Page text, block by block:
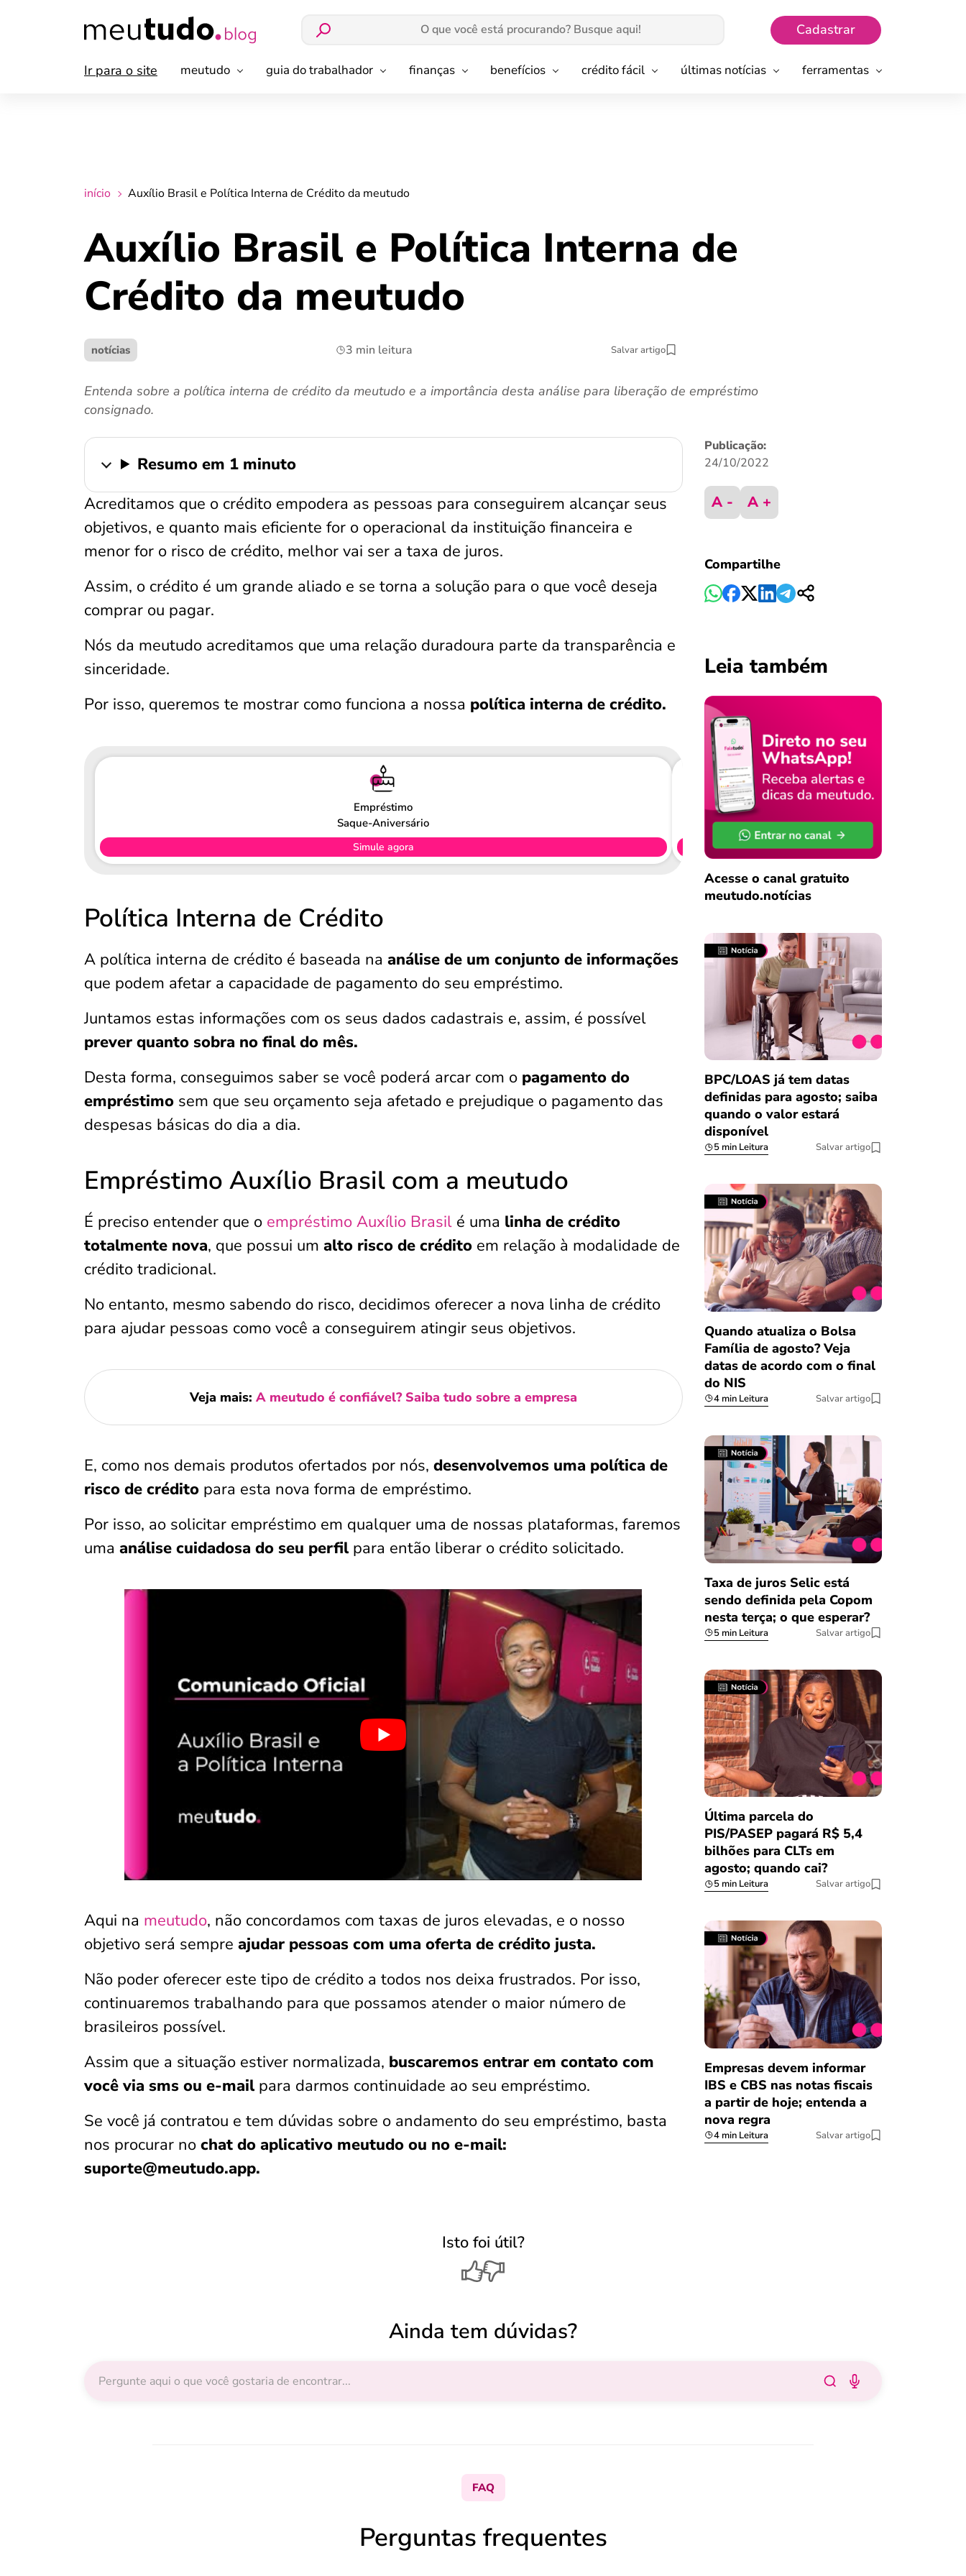
Cadastrar
Ir para o site meutudo guia do trabalhador finanças benefícios crédito fácil últimas notícias ferramentas
início Auxílio Brasil e Política Interna de Crédito da meutudo
Auxílio Brasil e Política Interna de
Crédito da meutudo
notícias 3 min leitura Salvar artigo
Entenda sobre a política interna de crédito da meutudo e a importância desta análise para liberação de empréstimo
consignado.
Resumo em 1 minuto
Acreditamos que o crédito empodera as pessoas para conseguirem alcançar seus
objetivos, e quanto mais eficiente for o operacional da instituição financeira e
menor for o risco de crédito, melhor vai ser a taxa de juros.
Assim, o crédito é um grande aliado e se torna a solução para o que você deseja
comprar ou pagar.
Nós da meutudo acreditamos que uma relação duradoura parte da transparência e
sinceridade.
Por isso, queremos te mostrar como funciona a nossa política interna de crédito.
Empréstimo
Saque-Aniversário
Simule agora
Política Interna de Crédito
A política interna de crédito é baseada na análise de um conjunto de informações
que podem afetar a capacidade de pagamento do seu empréstimo.
Juntamos estas informações com os seus dados cadastrais e, assim, é possível
prever quanto sobra no final do mês.
Desta forma, conseguimos saber se você poderá arcar com o pagamento do
empréstimo sem que seu orçamento seja afetado e prejudique o pagamento das
despesas básicas do dia a dia.
Empréstimo Auxílio Brasil com a meutudo
É preciso entender que o empréstimo Auxílio Brasil é uma linha de crédito
totalmente nova, que possui um alto risco de crédito em relação à modalidade de
crédito tradicional.
No entanto, mesmo sabendo do risco, decidimos oferecer a nova linha de crédito
para ajudar pessoas como você a conseguirem atingir seus objetivos.
Veja mais: A meutudo é confiável? Saiba tudo sobre a empresa
E, como nos demais produtos ofertados por nós, desenvolvemos uma política de
risco de crédito para esta nova forma de empréstimo.
Por isso, ao solicitar empréstimo em qualquer uma de nossas plataformas, faremos
uma análise cuidadosa do seu perfil para então liberar o crédito solicitado.
Aqui na meutudo, não concordamos com taxas de juros elevadas, e o nosso
objetivo será sempre ajudar pessoas com uma oferta de crédito justa.
Não poder oferecer este tipo de crédito a todos nos deixa frustrados. Por isso,
continuaremos trabalhando para que possamos atender o maior número de
brasileiros possível.
Assim que a situação estiver normalizada, buscaremos entrar em contato com
você via sms ou e-mail para darmos continuidade ao seu empréstimo.
Se você já contratou e tem dúvidas sobre o andamento do seu empréstimo, basta
nos procurar no chat do aplicativo meutudo ou no e-mail:
suporte@meutudo.app.
Isto foi útil?
Ainda tem dúvidas?
FAQ
Perguntas frequentes
Publicação:
24/10/2022
A - A +
Compartilhe
Leia também
Acesse o canal gratuito
meutudo.notícias
BPC/LOAS já tem datas
definidas para agosto; saiba
quando o valor estará
disponível
5 min Leitura Salvar artigo
Quando atualiza o Bolsa
Família de agosto? Veja
datas de acordo com o final
do NIS
4 min Leitura Salvar artigo
Taxa de juros Selic está
sendo definida pela Copom
nesta terça; o que esperar?
5 min Leitura Salvar artigo
Última parcela do
PIS/PASEP pagará R$ 5,4
bilhões para CLTs em
agosto; quando cai?
5 min Leitura Salvar artigo
Empresas devem informar
IBS e CBS nas notas fiscais
a partir de hoje; entenda a
nova regra
4 min Leitura Salvar artigo